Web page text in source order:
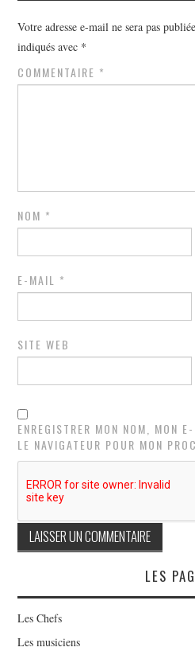
Votre adresse e-mail ne sera pas
indiqués avec *
COMMENTAIRE *
NOM *
E-MAIL *
SITE WEB
ENREGISTRER MON NOM, MON
LE NAVIGATEUR POUR MON
LES
Les Chefs
Les musiciens